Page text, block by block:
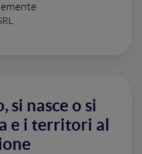
si nasce o si
e i territori al